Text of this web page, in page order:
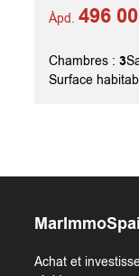
Àpd.496
Chambres :3
Surface
Achat et